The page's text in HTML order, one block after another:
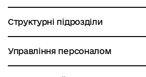
Структурні підрозділи
Управління персоналом